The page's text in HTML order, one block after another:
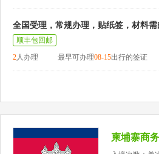
全国受理，常规办理，贴纸签，材料需
顺丰包回邮
2人办理 最早可办理08-15出行的签证
柬埔寨商